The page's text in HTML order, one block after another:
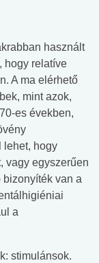
használt
hogy relatíve
A ma elérhető
mint azok,
es években,
lehet, hogy
vagy egyszerűen
bizonyíték van a
a
stimulánsok.